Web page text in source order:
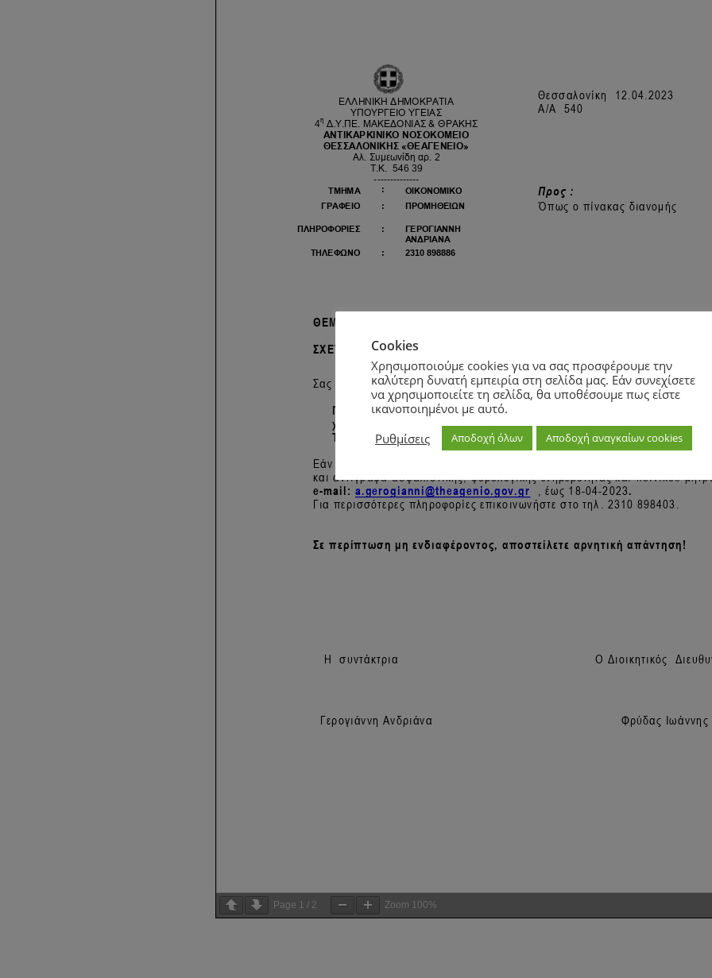
Page 1 / 2 Zoom 100%
Cookies
Χρησιμοποιούμε cookies για να σας προσφέρουμε την
καλύτερη δυνατή εμπειρία στη σελίδα μας. Εάν συνεχίσετε
να χρησιμοποιείτε τη σελίδα, θα υποθέσουμε πως είστε
ικανοποιημένοι με αυτό.
Ρυθμίσεις
Αποδοχή όλων Αποδοχή αναγκαίων cookies